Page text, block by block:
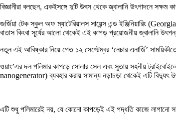
বিজ্ঞানীরা বলছেন, একইসঙ্গে দুটি উৎস থেকে জ্বালানি উৎপাদনে
জর্জিয়া টেক স্কুল অফ ম্যাটেরিয়ালস সায়েন্স এন্ড ইঞ্জিনিয়ারিং
বাতাস কিংবা সূর্যের আলো থেকেই এই কাপড় প্রয়োজনীয় জ্বালানি
নতুন এই আবিষ্কার নিয়ে গেত ১২ সেপ্টেম্বর ‘নেচার এনার্জি’
ওয়াং’এর দল পলিমার কাপড়ে সোলার সেল এবং সুতায় সহনীয়
nanogenerator) ব্যবহার করায় সামান্য নড়াচড়া থেকেই এটি বিদ্যুৎ
এটি শুধু পলিমারেই নয়, যে কোনো কাপড়েই এই পদ্ধতি কাজে লাগানো